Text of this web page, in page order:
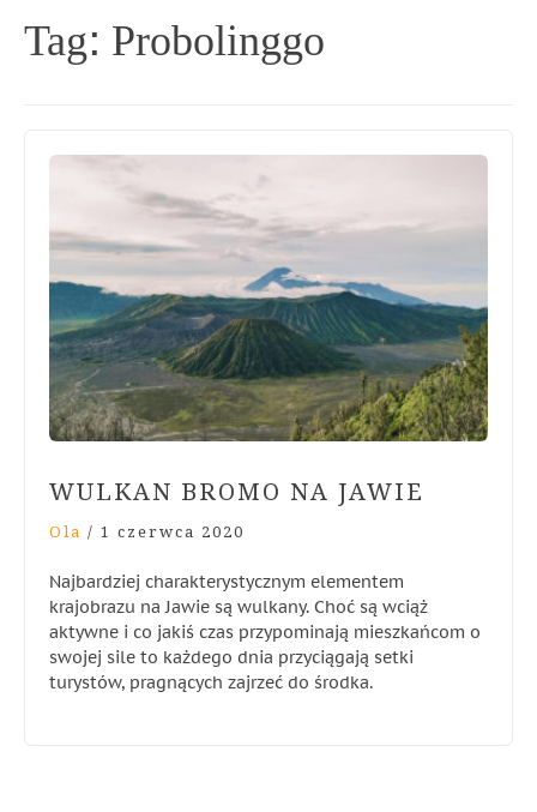
Tag: Probolinggo
WULKAN BROMO NA JAWIE
Ola / 1 czerwca 2020
Najbardziej charakterystycznym elementem
krajobrazu na Jawie są wulkany. Choć są wciąż
aktywne i co jakiś czas przypominają mieszkańcom o
swojej sile to każdego dnia przyciągają setki
turystów, pragnących zajrzeć do środka.